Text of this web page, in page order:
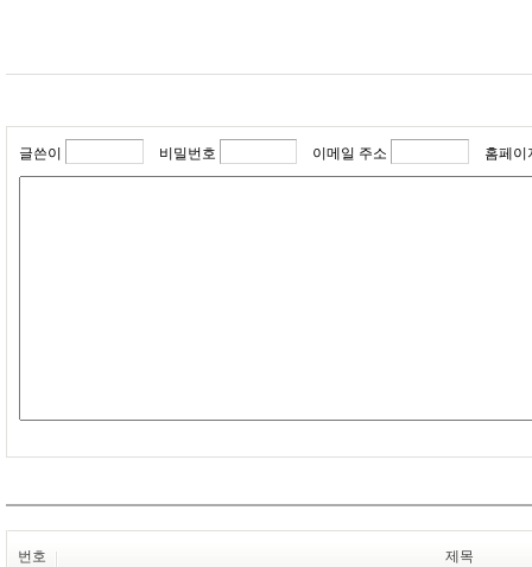
글쓴이 비밀번호 이메일 주소 홈페이
번호 제목